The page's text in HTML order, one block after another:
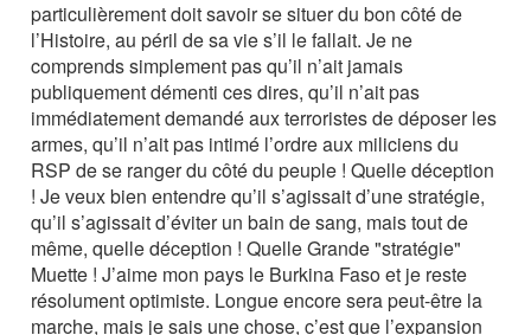
particulièrement doit savoir se situer du bon côté de
l’Histoire, au péril de sa vie s’il le fallait. Je ne
comprends simplement pas qu’il n’ait jamais
publiquement démenti ces dires, qu’il n’ait pas
immédiatement demandé aux terroristes de déposer les
armes, qu’il n’ait pas intimé l’ordre aux miliciens du
RSP de se ranger du côté du peuple ! Quelle déception
! Je veux bien entendre qu’il s’agissait d’une stratégie,
qu’il s’agissait d’éviter un bain de sang, mais tout de
même, quelle déception ! Quelle Grande "stratégie"
Muette ! J’aime mon pays le Burkina Faso et je reste
résolument optimiste. Longue encore sera peut-être la
marche, mais je sais une chose, c’est que l’expansion